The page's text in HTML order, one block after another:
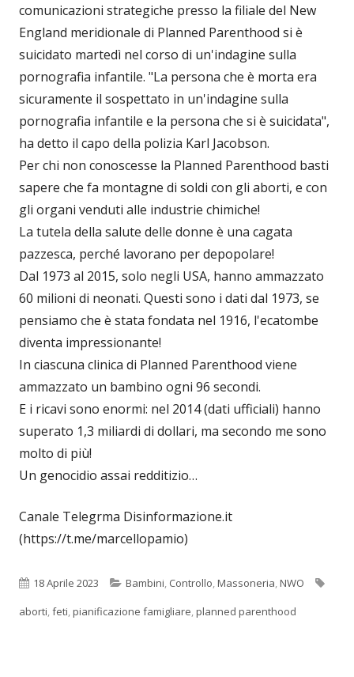
comunicazioni strategiche presso la filiale del New
England meridionale di Planned Parenthood si è
suicidato martedì nel corso di un'indagine sulla
pornografia infantile. "La persona che è morta era
sicuramente il sospettato in un'indagine sulla
pornografia infantile e la persona che si è suicidata",
ha detto il capo della polizia Karl Jacobson.
Per chi non conoscesse la Planned Parenthood basti
sapere che fa montagne di soldi con gli aborti, e con
gli organi venduti alle industrie chimiche!
La tutela della salute delle donne è una cagata
pazzesca, perché lavorano per depopolare!
Dal 1973 al 2015, solo negli USA, hanno ammazzato
60 milioni di neonati. Questi sono i dati dal 1973, se
pensiamo che è stata fondata nel 1916, l'ecatombe
diventa impressionante!
In ciascuna clinica di Planned Parenthood viene
ammazzato un bambino ogni 96 secondi.
E i ricavi sono enormi: nel 2014 (dati ufficiali) hanno
superato 1,3 miliardi di dollari, ma secondo me sono
molto di più!
Un genocidio assai redditizio…
Canale Telegrma Disinformazione.it
(https://t.me/marcellopamio)
Pubblicato
18 Aprile 2023 Categorie
Bambini Controllo Massoneria NWO
aborti feti pianificazione famigliare planned parenthood